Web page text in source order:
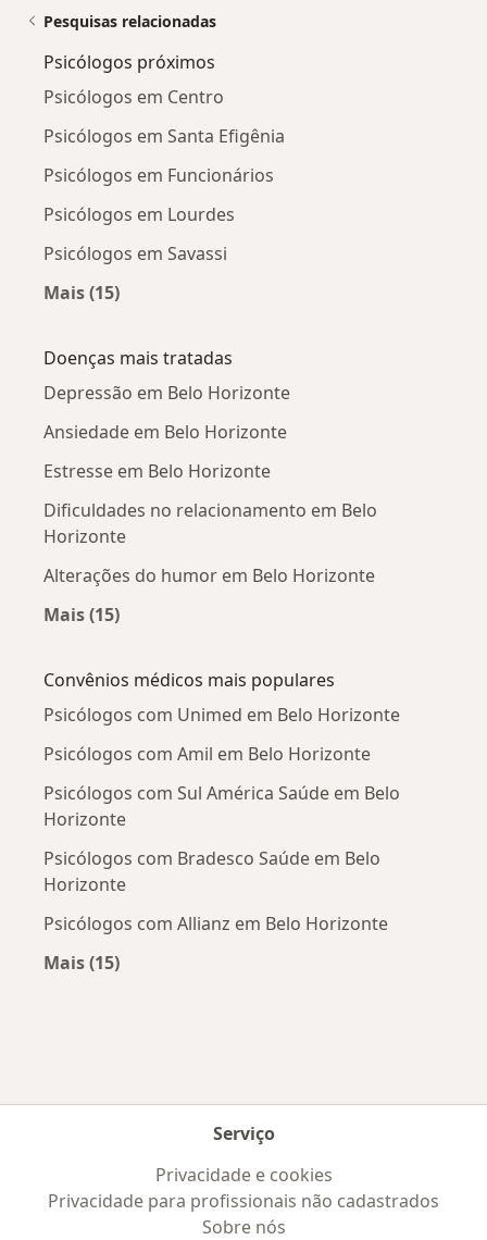
Pesquisas relacionadas
Psicólogos próximos
Psicólogos em Centro
Psicólogos em Santa Efigênia
Psicólogos em Funcionários
Psicólogos em Lourdes
Psicólogos em Savassi
Mais (15)
Doenças mais tratadas
Depressão em Belo Horizonte
Ansiedade em Belo Horizonte
Estresse em Belo Horizonte
Dificuldades no relacionamento em Belo
Horizonte
Alterações do humor em Belo Horizonte
Mais (15)
Convênios médicos mais populares
Psicólogos com Unimed em Belo Horizonte
Psicólogos com Amil em Belo Horizonte
Psicólogos com Sul América Saúde em Belo
Horizonte
Psicólogos com Bradesco Saúde em Belo
Horizonte
Psicólogos com Allianz em Belo Horizonte
Mais (15)
Serviço
Privacidade e cookies
Privacidade para profissionais não cadastrados
Sobre nós